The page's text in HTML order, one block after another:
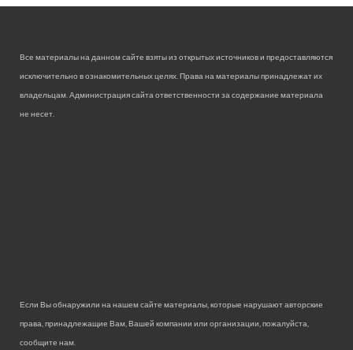
Все материалы на данном сайте взяты из открытых источников и предоставляются
исключительно в ознакомительных целях. Права на материалы принадлежат их
владельцам. Администрация сайта ответственности за содержание материала
не несет.
Если Вы обнаружили на нашем сайте материалы, которые нарушают авторские
права, принадлежащие Вам, Вашей компании или организации, пожалуйста,
сообщите нам.